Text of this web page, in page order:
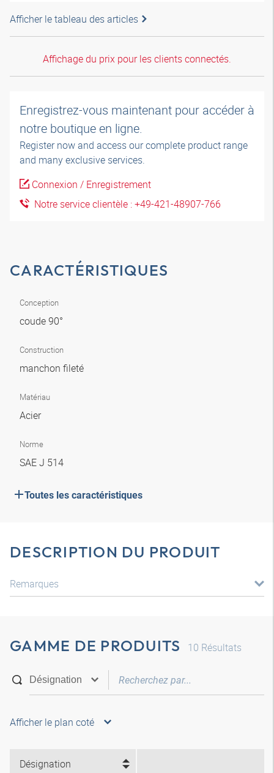
Afficher le tableau des articles
Affichage du prix pour les clients connectés.
Enregistrez-vous maintenant pour accéder à
notre boutique en ligne.
Register now and access our complete product range
and many exclusive services.
Connexion / Enregistrement
Notre service clientèle : +49-421-48907-766
CARACTÉRISTIQUES
Conception
coude 90°
Construction
manchon fileté
Matériau
Acier
Norme
SAE J 514
Toutes les caractéristiques
DESCRIPTION DU PRODUIT
Remarques
GAMME DE PRODUITS 10 Résultats
Afficher le plan coté
Désignation